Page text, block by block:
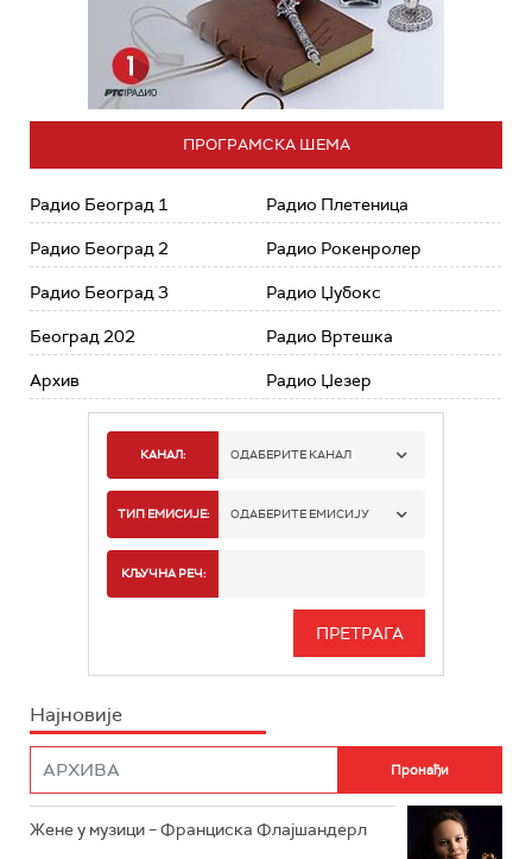
ПРОГРАМСКА ШЕМА
Радио Београд 1
Радио Београд 2
Радио Београд 3
Београд 202
Архив
Радио Плетеница
Радио Рокенролер
Радио Џубокс
Радио Вртешка
Радио Џезер
КАНАЛ: ОДАБЕРИТЕ КАНАЛ
РАДИО БЕОГРАД 1
РАДИО БЕОГРАД 3
РАДИО РОКЕНРОЛЕР
ТИП ЕМИСИЈЕ: ОДАБЕРИТЕ ЕМИСИЈУ
ИНФО
КЉУЧНА РЕЧ:
Најновије
Жене у музици – Франциска Флајшандерл